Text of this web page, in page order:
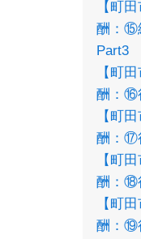
【町
酬：⑮
Part3
【町
酬：⑯
【町
酬：⑰
【町
酬：⑱
【町
酬：⑲